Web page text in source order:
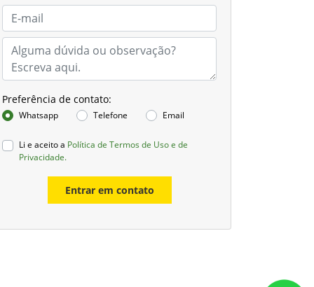
Preferência de contato:
Whatsapp Telefone Email
Li e aceito a Política de Termos de Uso e de
Privacidade.
Entrar em contato